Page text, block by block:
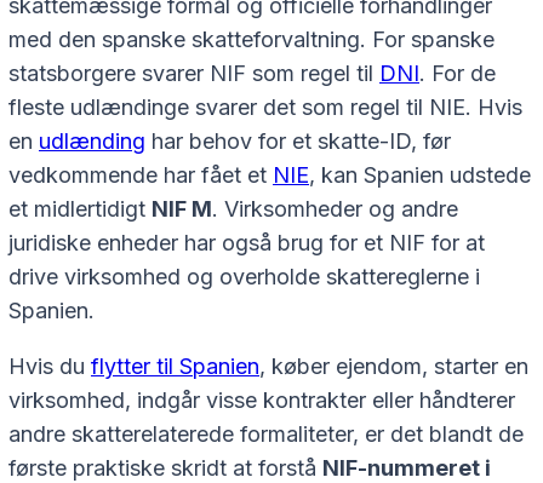
skattemæssige formål og officielle forhandlinger
med den spanske skatteforvaltning. For spanske
statsborgere svarer NIF som regel til DNI. For de
fleste udlændinge svarer det som regel til NIE. Hvis
en udlænding har behov for et skatte-ID, før
vedkommende har fået et NIE, kan Spanien udstede
et midlertidigt NIF M. Virksomheder og andre
juridiske enheder har også brug for et NIF for at
drive virksomhed og overholde skattereglerne i
Spanien.
Hvis du flytter til Spanien, køber ejendom, starter en
virksomhed, indgår visse kontrakter eller håndterer
andre skatterelaterede formaliteter, er det blandt de
første praktiske skridt at forstå NIF-nummeret i